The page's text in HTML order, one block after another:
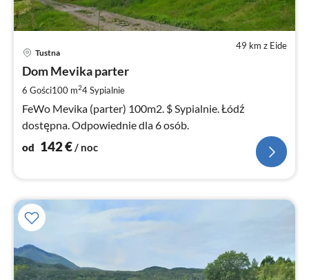
49 km z Eide
Tustna
Dom Mevika parter
6 Gości100 m24Sypialnie
FeWo Mevika (parter) 100m2. $ Sypialnie. Łódź
dostępna. Odpowiednie dla 6 osób.
od 142€/ noc